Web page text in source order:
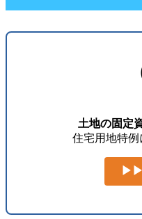
土地の固定
住宅用地特
▶▶